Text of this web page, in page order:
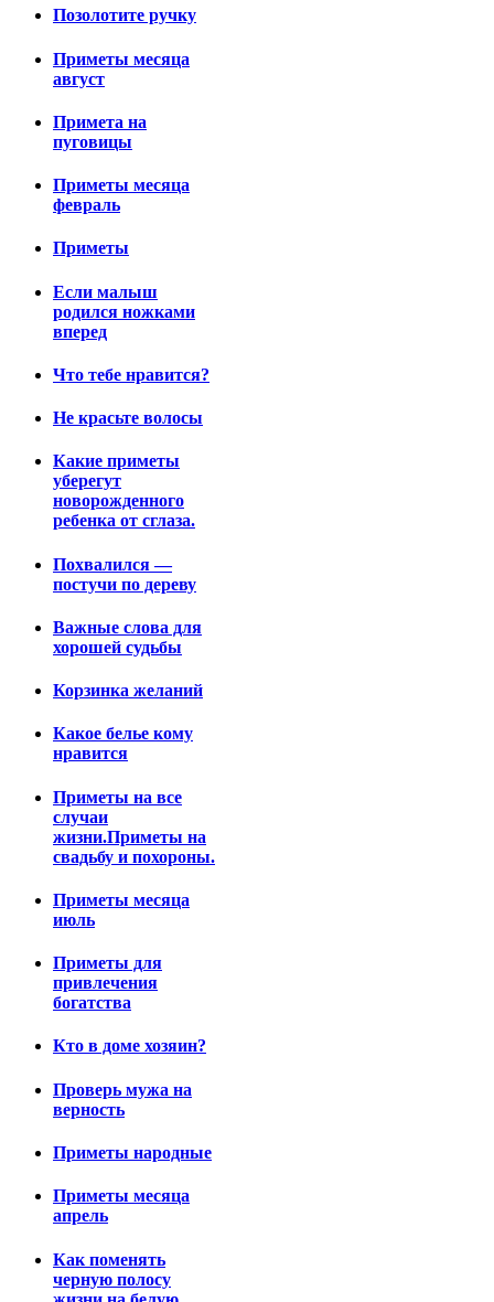
Позолотите ручку
Приметы месяца
август
Примета на
пуговицы
Приметы месяца
февраль
Приметы
Если малыш
родился ножками
вперед
Что тебе нравится?
Не красьте волосы
Какие приметы
уберегут
новорожденного
ребенка от сглаза.
Похвалился —
постучи по дереву
Важные слова для
хорошей судьбы
Корзинка желаний
Какое белье кому
нравится
Приметы на все
случаи
жизни.Приметы на
свадьбу и похороны.
Приметы месяца
июль
Приметы для
привлечения
богатства
Кто в доме хозяин?
Проверь мужа на
верность
Приметы народные
Приметы месяца
апрель
Как поменять
черную полосу